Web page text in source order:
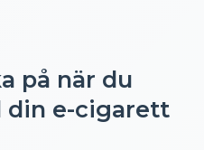
flygbagage
är förbjudna
på när du
din e-cigarett